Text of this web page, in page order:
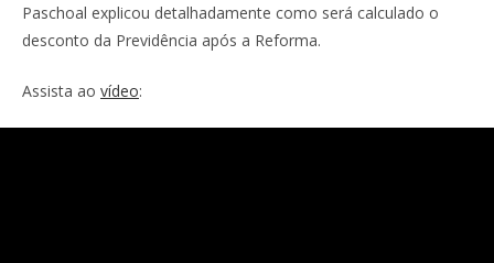
Paschoal explicou detalhadamente como será calculado o
desconto da Previdência após a Reforma.
Assista ao vídeo: